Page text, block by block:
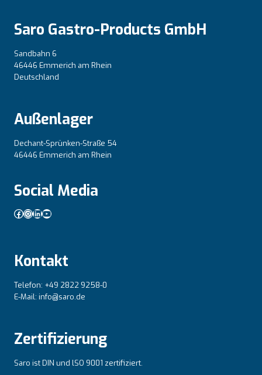
Saro Gastro-Products GmbH
Sandbahn 6
46446 Emmerich am Rhein
Deutschland
Außenlager
Dechant-Sprünken-Straße 54
46446 Emmerich am Rhein
Social Media
Facebook
Instagram
LinkedIn
YouTube
Kontakt
Telefon: +49 2822 9258-0
E-Mail: info@saro.de
Zertifizierung
Saro ist DIN und lSO 9001 zertifiziert.